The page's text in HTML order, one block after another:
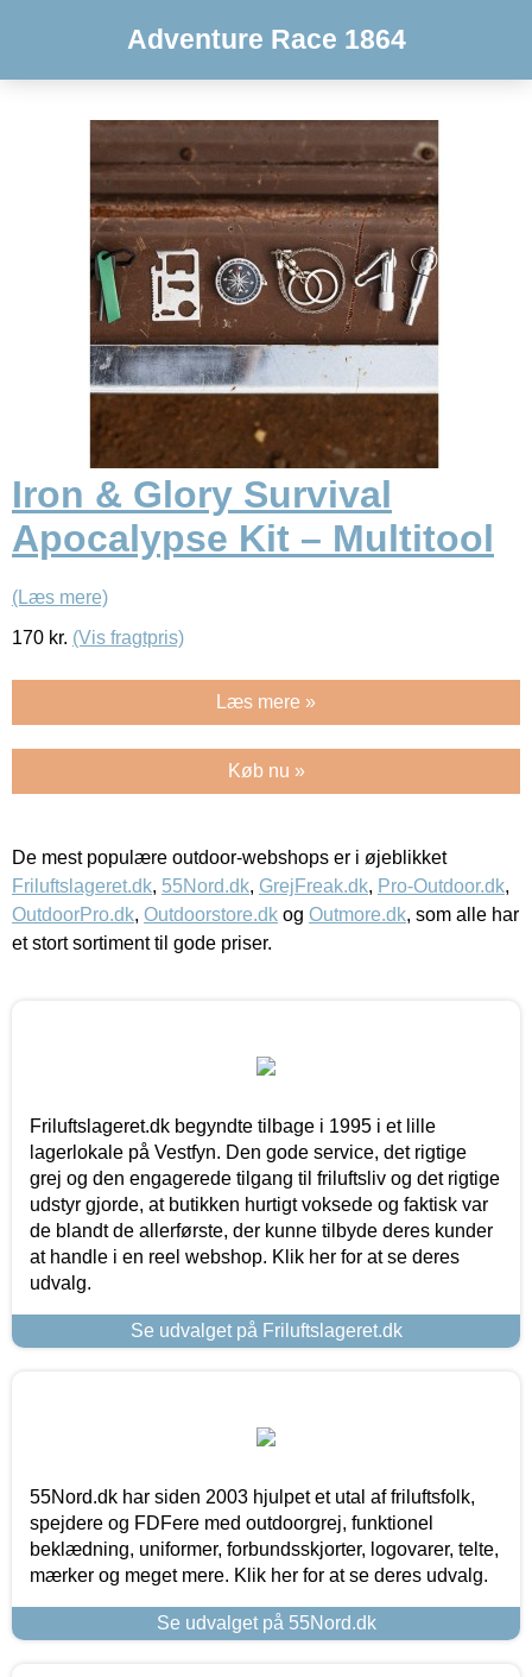
Adventure Race 1864
Iron & Glory Survival
Apocalypse Kit – Multitool
(Læs mere)
170 kr. (Vis fragtpris)
Læs mere »
Køb nu »
De mest populære outdoor-webshops er i øjeblikket
Friluftslageret.dk, 55Nord.dk, GrejFreak.dk, Pro-Outdoor.dk,
OutdoorPro.dk, Outdoorstore.dk og Outmore.dk, som alle har
et stort sortiment til gode priser.
Friluftslageret.dk begyndte tilbage i 1995 i et lille
lagerlokale på Vestfyn. Den gode service, det rigtige
grej og den engagerede tilgang til friluftsliv og det rigtige
udstyr gjorde, at butikken hurtigt voksede og faktisk var
de blandt de allerførste, der kunne tilbyde deres kunder
at handle i en reel webshop. Klik her for at se deres
udvalg.
Se udvalget på Friluftslageret.dk
55Nord.dk har siden 2003 hjulpet et utal af friluftsfolk,
spejdere og FDFere med outdoorgrej, funktionel
beklædning, uniformer, forbundsskjorter, logovarer, telte,
mærker og meget mere. Klik her for at se deres udvalg.
Se udvalget på 55Nord.dk